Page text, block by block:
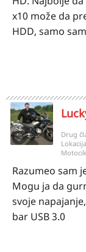
x10 može da
HDD, samo
Drug
Razumeo sam
Mogu ja da
svoje
bar USB 3.0